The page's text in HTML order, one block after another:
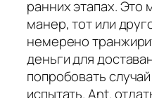
ранних этапах. Это
манер, тот или
немерено
деньги для
попробовать
испытать. Ant.